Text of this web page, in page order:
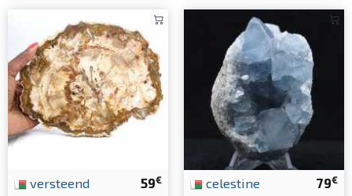
59€
versteend 79€
celestine